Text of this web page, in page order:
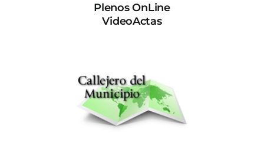
Plenos OnLine
VideoActas